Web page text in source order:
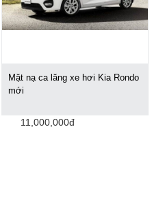
Mặt nạ ca lăng xe hơi Kia Rondo
mới
11,000,000đ